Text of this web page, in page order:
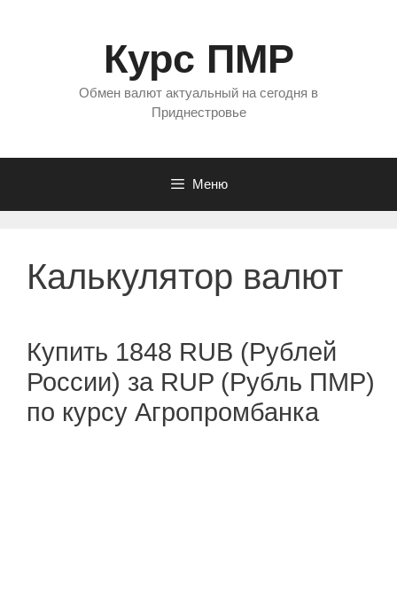
Курс ПМР
Обмен валют актуальный на сегодня в
Приднестровье
Меню
Калькулятор валют
Купить 1848 RUB (Рублей
России) за RUP (Рубль ПМР)
по курсу Агропромбанка